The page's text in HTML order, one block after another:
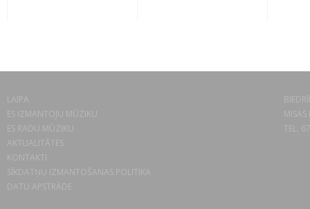
LAIPA
ES IZMANTOJU MŪZIKU
ES RADU MŪZIKU
AKTUALITĀTES
KONTAKTI
SĪKDATŅU IZMANTOŠANAS POLITIKA
DATU APSTRĀDE
TEL.